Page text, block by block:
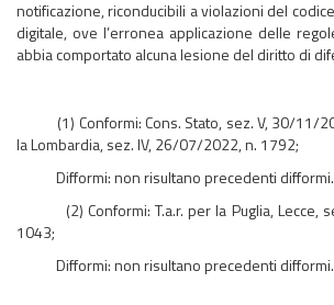
notificazione, riconducibili a violazioni del
digitale, ove l’erronea applicazione delle
abbia comportato alcuna lesione del diritto di
(1) Conformi: Cons. Stato, sez. V, 30/11/
la Lombardia, sez. IV, 26/07/2022, n. 1792;
Difformi: non risultano precedenti difformi.
(2) Conformi: T.a.r. per la Puglia, Lecce,
1043;
Difformi: non risultano precedenti difformi.